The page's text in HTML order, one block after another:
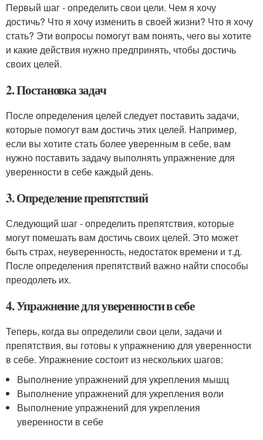
Первый шаг - определить свои цели. Чем я хочу
достичь? Что я хочу изменить в своей жизни? Что я хочу
стать? Эти вопросы помогут вам понять, чего вы хотите
и какие действия нужно предпринять, чтобы достичь
своих целей.
2. Постановка задач
После определения целей следует поставить задачи,
которые помогут вам достичь этих целей. Например,
если вы хотите стать более уверенным в себе, вам
нужно поставить задачу выполнять упражнение для
уверенности в себе каждый день.
3. Определение препятствий
Следующий шаг - определить препятствия, которые
могут помешать вам достичь своих целей. Это может
быть страх, неуверенность, недостаток времени и т.д.
После определения препятствий важно найти способы
преодолеть их.
4. Упражнение для уверенности в себе
Теперь, когда вы определили свои цели, задачи и
препятствия, вы готовы к упражнению для уверенности
в себе. Упражнение состоит из нескольких шагов:
Выполнение упражнений для укрепления мышц
Выполнение упражнений для укрепления воли
Выполнение упражнений для укрепления
уверенности в себе